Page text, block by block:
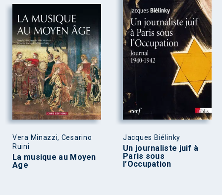
Vera Minazzi, Cesarino
Ruini
La musique au Moyen
Age
Jacques Biélinky
Un journaliste juif à
Paris sous
l’Occupation